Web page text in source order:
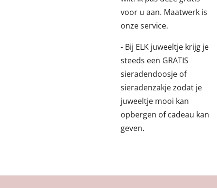
voor u aan. Maatwerk is
onze service.
- Bij ELK juweeltje krijg je
steeds een GRATIS
sieradendoosje of
sieradenzakje zodat je
juweeltje mooi kan
opbergen of cadeau kan
geven.